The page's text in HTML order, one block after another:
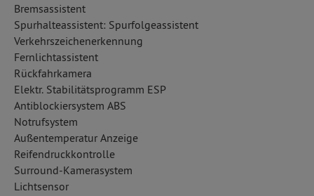
Bremsassistent
Spurhalteassistent: Spurfolgeassistent
Verkehrszeichenerkennung
Fernlichtassistent
Rückfahrkamera
Elektr. Stabilitätsprogramm ESP
Antiblockiersystem ABS
Notrufsystem
Außentemperatur Anzeige
Reifendruckkontrolle
Surround-Kamerasystem
Lichtsensor